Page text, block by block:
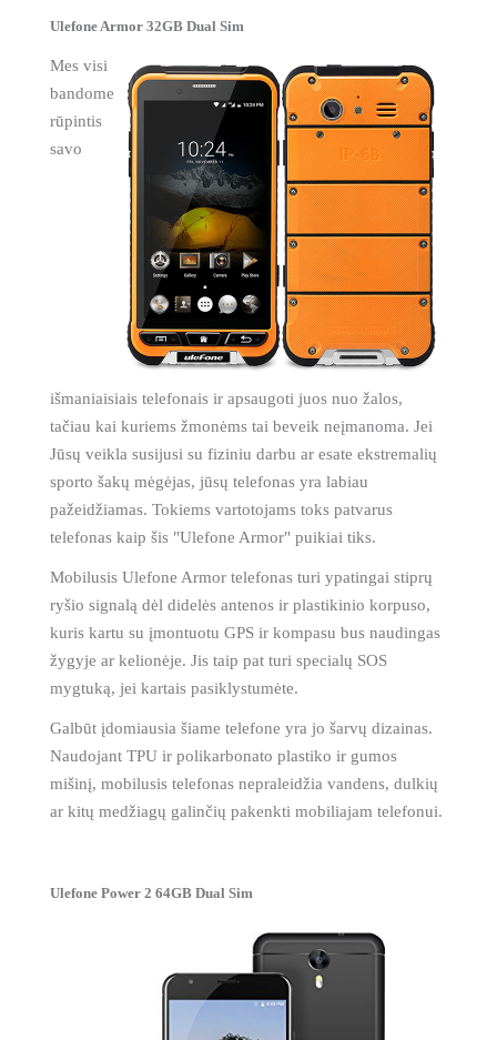
Ulefone Armor 32GB Dual Sim
Mes visi
bandome
rūpintis
savo
išmaniaisiais telefonais ir apsaugoti juos nuo žalos,
tačiau kai kuriems žmonėms tai beveik neįmanoma. Jei
Jūsų veikla susijusi su fiziniu darbu ar esate ekstremalių
sporto šakų mėgėjas, jūsų telefonas yra labiau
pažeidžiamas. Tokiems vartotojams toks patvarus
telefonas kaip šis "Ulefone Armor" puikiai tiks.
Mobilusis Ulefone Armor telefonas turi ypatingai stiprų
ryšio signalą dėl didelės antenos ir plastikinio korpuso,
kuris kartu su įmontuotu GPS ir kompasu bus naudingas
žygyje ar kelionėje. Jis taip pat turi specialų SOS
mygtuką, jei kartais pasiklystumėte.
Galbūt įdomiausia šiame telefone yra jo šarvų dizainas.
Naudojant TPU ir polikarbonato plastiko ir gumos
mišinį, mobilusis telefonas nepraleidžia vandens, dulkių
ar kitų medžiagų galinčių pakenkti mobiliajam telefonui.
Ulefone Power 2 64GB Dual Sim